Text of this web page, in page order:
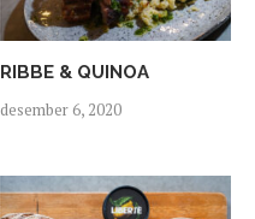
RIBBE & QUINOA
desember 6, 2020